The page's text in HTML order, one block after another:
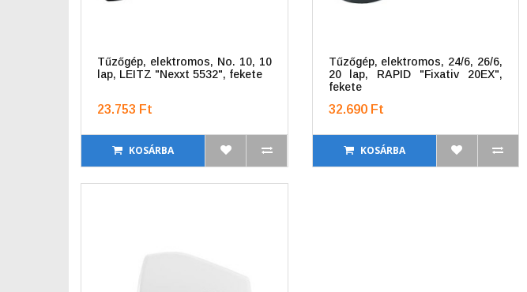
Tűzőgép, elektromos, No. 10, 10
lap, LEITZ "Nexxt 5532", fekete
23.753 Ft
KOSÁRBA
Tűzőgép, elektromos, 24/6, 26/6,
20 lap, RAPID "Fixativ 20EX",
fekete
32.690 Ft
KOSÁRBA